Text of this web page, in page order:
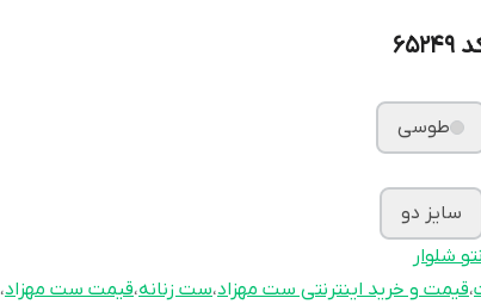
طوسی
سایز دو
شلوار
،قیمت و خرید اینترنتی ست مهزاد،ست زنانه،قیمت ست مهزاد،